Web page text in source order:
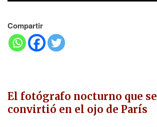
Compartir
El fotógrafo nocturno que se
convirtió en el ojo de París